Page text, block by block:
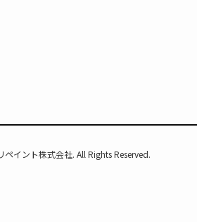
イント株式会社. All Rights Reserved.